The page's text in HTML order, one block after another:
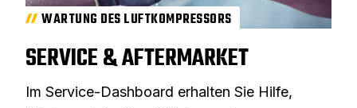
WARTUNG DES LUFTKOMPRESSORS
SERVICE & AFTERMARKET
Im Service-Dashboard erhalten Sie Hilfe,